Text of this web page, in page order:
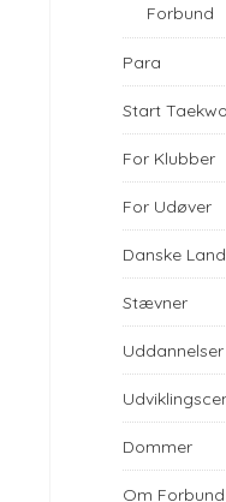
Forbund
Para
Start
For Klubber
For Udøver
Danske
Stævner
Uddannelser
Dommer
Om Forbund